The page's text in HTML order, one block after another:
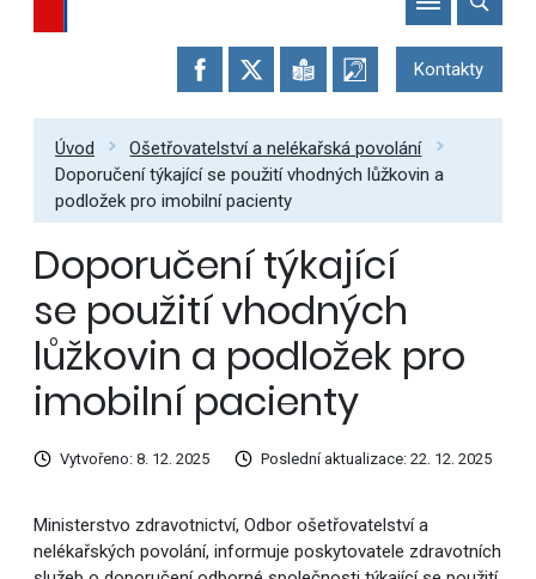
Kontakty
Úvod
Ošetřovatelství a nelékařská povolání
Doporučení týkající se použití vhodných lůžkovin a
podložek pro imobilní pacienty
Doporučení týkající
se použití vhodných
lůžkovin a podložek pro
imobilní pacienty
Vytvořeno: 8. 12. 2025 Poslední aktualizace: 22. 12. 2025
Ministerstvo zdravotnictví, Odbor ošetřovatelství a
nelékařských povolání, informuje poskytovatele zdravotních